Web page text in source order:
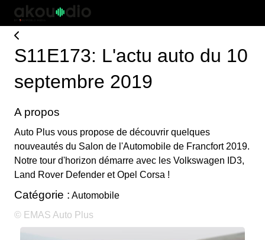
S11E173: L'actu auto du 10
septembre 2019
A propos
Auto Plus vous propose de découvrir quelques
nouveautés du Salon de l'Automobile de Francfort 2019.
Notre tour d'horizon démarre avec les Volkswagen ID3,
Land Rover Defender et Opel Corsa !
Catégorie : Automobile
© EMAS Auto Plus